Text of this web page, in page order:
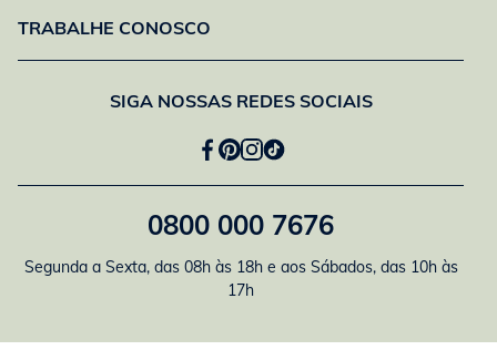
TRABALHE CONOSCO
SIGA NOSSAS REDES SOCIAIS
0800 000 7676
Segunda a Sexta, das 08h às 18h e aos Sábados, das 10h às
17h